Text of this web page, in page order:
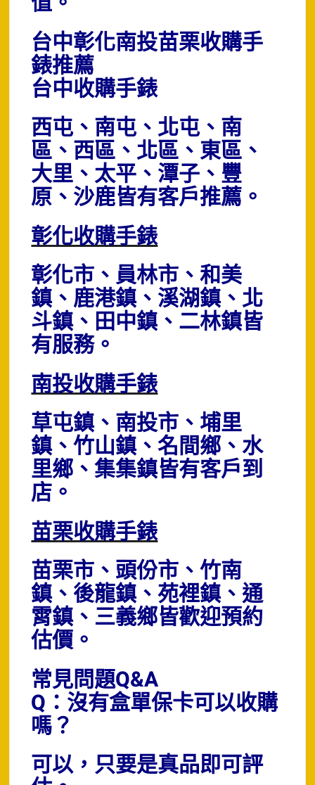
台中彰化南投苗栗收購手
錶推薦
台中收購手錶
西屯、南屯、北屯、南
區、西區、北區、東區、
大里、太平、潭子、豐
原、沙鹿皆有客戶推薦。
彰化收購手錶
彰化市、員林市、和美
鎮、鹿港鎮、溪湖鎮、北
斗鎮、田中鎮、二林鎮皆
有服務。
南投收購手錶
草屯鎮、南投市、埔里
鎮、竹山鎮、名間鄉、水
里鄉、集集鎮皆有客戶到
店。
苗栗收購手錶
苗栗市、頭份市、竹南
鎮、後龍鎮、苑裡鎮、通
霄鎮、三義鄉皆歡迎預約
估價。
常見問題Q&A
Q：沒有盒單保卡可以收購
嗎？
可以，只要是真品即可評